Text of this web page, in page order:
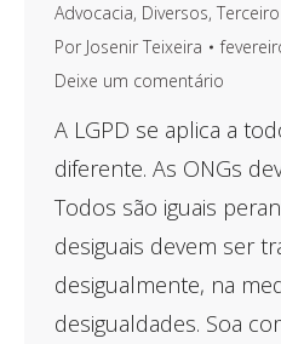
Advocacia, Diversos,
Por Josenir Teixeira
Deixe um comentário
A LGPD se aplica a
diferente. As ONGs
Todos são iguais
desiguais devem ser
desigualmente, na
desigualdades. Soa